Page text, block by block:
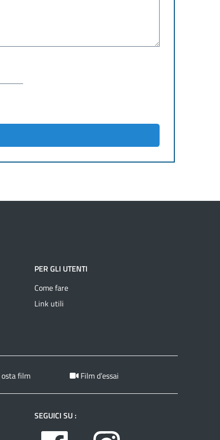
PER GLI UTENTI
Come fare
Link utili
film Film d’essai
SEGUICI SU :
Facebook